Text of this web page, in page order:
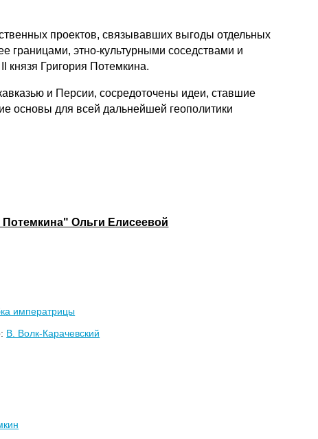
проектов, связывавших выгоды отдельных
границами, этно-культурными соседствами и
Григория Потемкина.
и Персии, сосредоточены идеи, ставшие
основы для всей дальнейшей геополитики
Потемкина" Ольги Елисеевой
императрицы
В. Волк-Карачевский